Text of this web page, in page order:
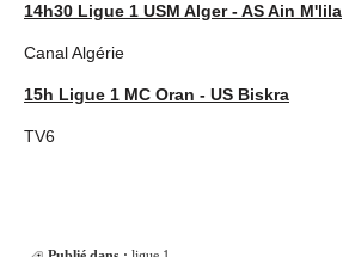
14h30 Ligue 1 USM Alger - AS Ain M'lila
Canal Algérie
15h Ligue 1 MC Oran - US Biskra
TV6